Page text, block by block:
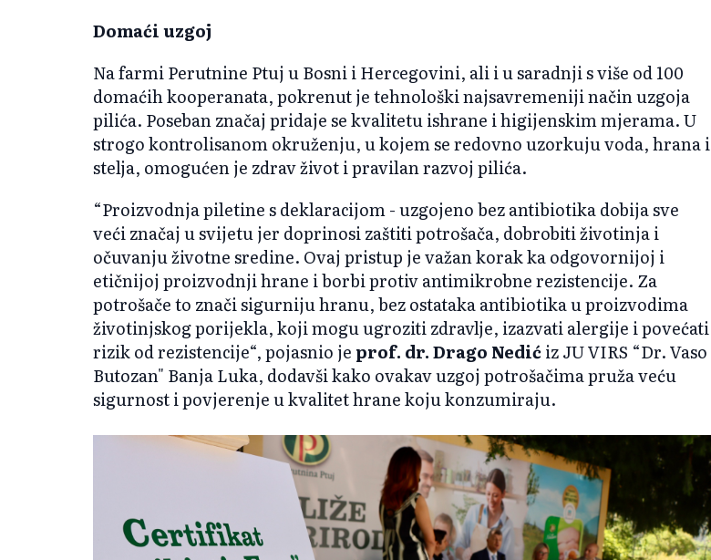
Domaći uzgoj
Na farmi Perutnine Ptuj u Bosni i Hercegovini, ali i u saradnji s više od 100
domaćih kooperanata, pokrenut je tehnološki najsavremeniji način uzgoja
pilića. Poseban značaj pridaje se kvalitetu ishrane i higijenskim mjerama. U
strogo kontrolisanom okruženju, u kojem se redovno uzorkuju voda, hrana i
stelja, omogućen je zdrav život i pravilan razvoj pilića.
“Proizvodnja piletine s deklaracijom - uzgojeno bez antibiotika dobija sve
veći značaj u svijetu jer doprinosi zaštiti potrošača, dobrobiti životinja i
očuvanju životne sredine. Ovaj pristup je važan korak ka odgovornijoj i
etičnijoj proizvodnji hrane i borbi protiv antimikrobne rezistencije. Za
potrošače to znači sigurniju hranu, bez ostataka antibiotika u proizvodima
životinjskog poriјekla, koji mogu ugroziti zdravlje, izazvati alergije i povećati
rizik od rezistencije“, pojasnio je prof. dr. Drago Nedićiz JU VIRS “Dr. Vaso
Butozan" Banja Luka, dodavši kako ovakav uzgoj potrošačima pruža veću
sigurnost i povјerenje u kvalitet hrane koјu konzumiraјu.